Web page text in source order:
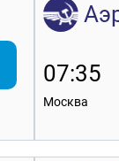
07:35
Москва